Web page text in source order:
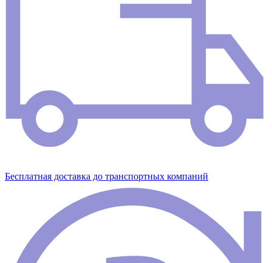
Бесплатная доставка до транспортных компаний